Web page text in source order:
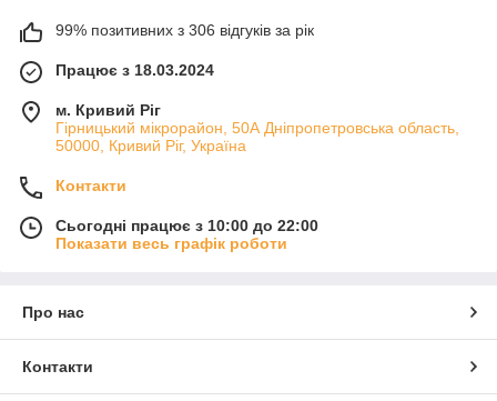
99% позитивних з 306 відгуків за рік
Працює з 18.03.2024
м. Кривий Ріг
Гірницький мікрорайон, 50А Дніпропетровська область,
50000, Кривий Ріг, Україна
Контакти
Сьогодні працює з 10:00 до 22:00
Показати весь графік роботи
Про нас
Контакти